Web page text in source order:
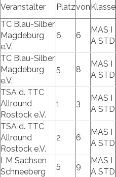
Veranstalter PlatzvonKlasse
TC Blau-Silber
Magdeburg
e.V.
6 6
MAS I
A STD
TC Blau-Silber
Magdeburg
e.V.
5 8
MAS I
A STD
TSA d. TTC
Allround
Rostock e.V.
1 3
MAS I
A STD
TSA d. TTC
Allround
Rostock e.V.
2 6
MAS I
A STD
LM Sachsen
Schneeberg
5 9
MAS I
A STD